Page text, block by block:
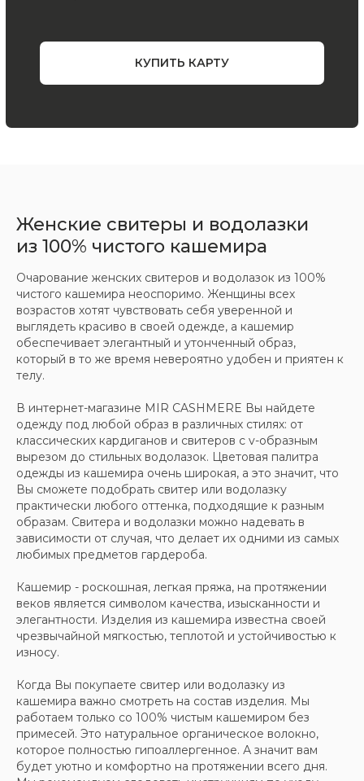
Женские свитеры и водолазки
из 100% чистого кашемира
Очарование женских свитеров и водолазок из 100%
чистого кашемира неоспоримо. Женщины всех
возрастов хотят чувствовать себя уверенной и
выглядеть красиво в своей одежде, а кашемир
обеспечивает элегантный и утонченный образ,
который в то же время невероятно удобен и приятен к
телу.
В интернет-магазине MIR CASHMERE Вы найдете
одежду под любой образ в различных стилях: от
классических кардиганов и свитеров с v-образным
вырезом до стильных водолазок. Цветовая палитра
одежды из кашемира очень широкая, а это значит, что
Вы сможете подобрать свитер или водолазку
практически любого оттенка, подходящие к разным
образам. Свитера и водолазки можно надевать в
зависимости от случая, что делает их одними из самых
любимых предметов гардероба.
Кашемир - роскошная, легкая пряжа, на протяжении
веков является символом качества, изысканности и
элегантности. Изделия из кашемира известна своей
чрезвычайной мягкостью, теплотой и устойчивостью к
износу.
Когда Вы покупаете свитер или водолазку из
кашемира важно смотреть на состав изделия. Мы
работаем только со 100% чистым кашемиром без
примесей. Это натуральное органическое волокно,
которое полностью гипоаллергенное. А значит вам
будет уютно и комфортно на протяжении всего дня.
Скидка 10% за подписку
на Телеграм канал
Хотите быть в курсе всех новинок
Новинки, акции, подарки
и модный журнал — всё это
в нашем телеграмм канале: